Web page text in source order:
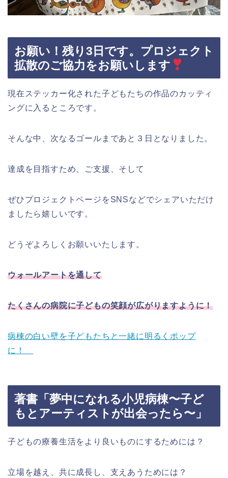
お願い！残り3日です。プロジェクト
拡散のご協力をお願いします
現在ステッカー化された子どもたちの作品のカッティ
ングに入るところです。
そんな中、次なるゴールまであと３日となりました。
達成を目指すため、ご支援、そして
ぜひプロジェクトページをSNSなどでシェアいただけ
ましたら嬉しいです。
どうぞよろしくお願いいたします。
ウォールアートを通して
たくさんの病院に子どもの笑顔が広がりますように！
病棟の白い壁を子どもたちと一緒に明るくポップ
に！
著書「夢中になれる小児病棟〜子ど
もとアーティストが出会ったら〜」
子どもの療養生活をより良いものにするためには？
立場を越え、共に成長し、支えあうためには？